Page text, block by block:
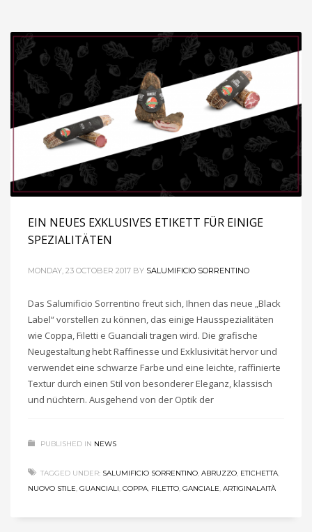
EIN NEUES EXKLUSIVES ETIKETT FÜR EINIGE
SPEZIALITÄTEN
MONDAY, 23 OCTOBER 2017 BY SALUMIFICIO SORRENTINO
Das Salumificio Sorrentino freut sich, Ihnen das neue „Black
Label“ vorstellen zu können, das einige Hausspezialitäten
wie Coppa, Filetti e Guanciali tragen wird. Die grafische
Neugestaltung hebt Raffinesse und Exklusivität hervor und
verwendet eine schwarze Farbe und eine leichte, raffinierte
Textur durch einen Stil von besonderer Eleganz, klassisch
und nüchtern. Ausgehend von der Optik der
PUBLISHED IN NEWS
TAGGED UNDER: SALUMIFICIO SORRENTINO, ABRUZZO, ETICHETTA,
NUOVO STILE, GUANCIALI, COPPA, FILETTO, GANCIALE, ARTIGINALAITÀ